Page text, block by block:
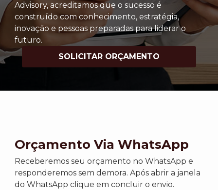
Advisory, acreditamos que o sucesso é
construído com conhecimento, estratégia,
inovação e pessoas preparadas para liderar o
futuro.
SOLICITAR ORÇAMENTO
Orçamento Via WhatsApp
Receberemos seu orçamento no WhatsApp e
responderemos sem demora. Após abrir a janela
do WhatsApp clique em concluir o envio.